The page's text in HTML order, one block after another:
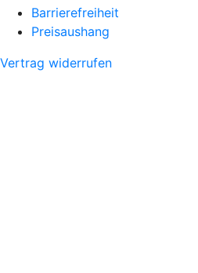
Barrierefreiheit
Preisaushang
Vertrag widerrufen